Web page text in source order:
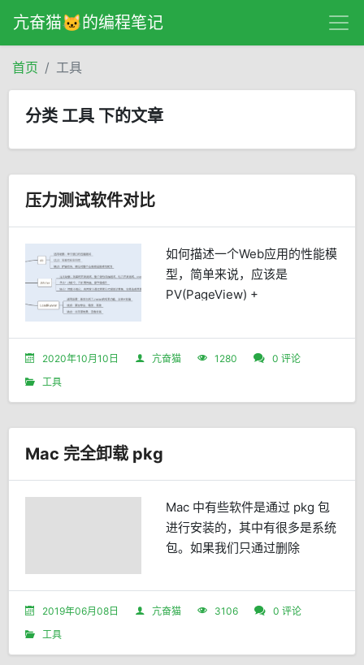
亢奋猫🐱的编程笔记
首页 工具
分类 工具 下的文章
压力测试软件对比
如何描述一个Web应用的性能模
型，简单来说，应该是
PV(PageView) +
经常会看到一些网站发布数据
说，我们的网站一天的PV是多
2020年10月10日 亢奋猫 1280
0 评论
工具
Mac 完全卸载 pkg
Mac 中有些软件是通过 pkg 包
进行安装的，其中有很多是系统
包。如果我们只通过删除
能完全删除的。PKG 包安装原
理pkg 包的安装原理非常简单，
2019年06月08日 亢奋猫 3106
0 评论
工具